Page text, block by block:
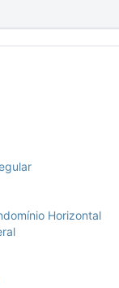
Horizontal